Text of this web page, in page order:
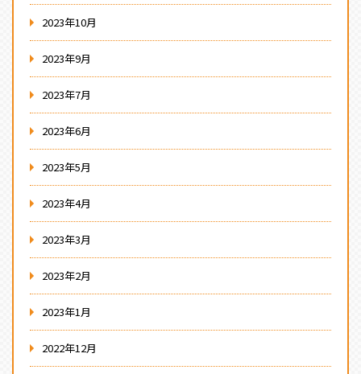
2023年10月
2023年9月
2023年7月
2023年6月
2023年5月
2023年4月
2023年3月
2023年2月
2023年1月
2022年12月